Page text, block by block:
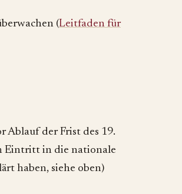
(Leitfaden für
Ablauf der Frist des 19.
Eintritt in die nationale
haben, siehe oben)